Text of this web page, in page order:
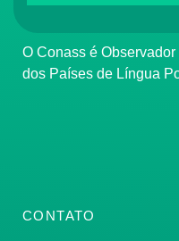
O Conass é
dos Países de Língua
CONTATO